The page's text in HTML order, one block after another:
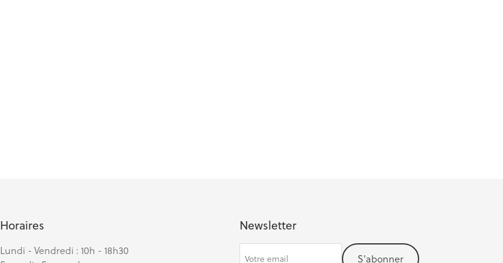
Horaires
Lundi - Vendredi : 10h - 18h30
Newsletter
S'abonner